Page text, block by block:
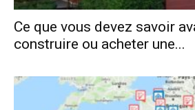
Ce que vous devez savoir
construire ou acheter une...